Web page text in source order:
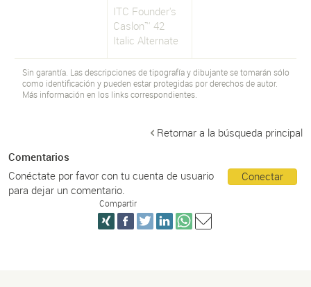
ITC Founder's
Caslon™ 42
Italic Alternate
Sin garantía. Las descripciones de tipografía y dibujante se tomarán sólo
como identificación y pueden estar protegidas por derechos de autor.
Más información en los links correspondientes.
Retornar a la búsqueda principal
Comentarios
Conectar
Conéctate por favor con tu cuenta de usuario
para dejar un comentario.
Compartir